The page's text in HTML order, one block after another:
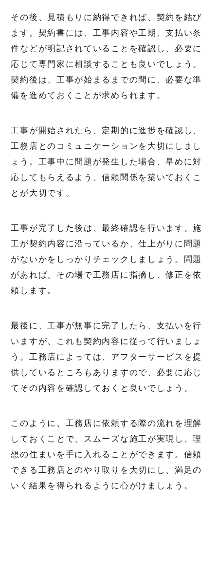
その後、見積もりに納得できれば、契約を結び
ます。契約書には、工事内容や工期、支払い条
件などが明記されていることを確認し、必要に
応じて専門家に相談することも良いでしょう。
契約後は、工事が始まるまでの間に、必要な準
備を進めておくことが求められます。
工事が開始されたら、定期的に進捗を確認し、
工務店とのコミュニケーションを大切にしまし
ょう。工事中に問題が発生した場合、早めに対
応してもらえるよう、信頼関係を築いておくこ
とが大切です。
工事が完了した後は、最終確認を行います。施
工が契約内容に沿っているか、仕上がりに問題
がないかをしっかりチェックしましょう。問題
があれば、その場で工務店に指摘し、修正を依
頼します。
最後に、工事が無事に完了したら、支払いを行
いますが、これも契約内容に従って行いましょ
う。工務店によっては、アフターサービスを提
供しているところもありますので、必要に応じ
てその内容を確認しておくと良いでしょう。
このように、工務店に依頼する際の流れを理解
しておくことで、スムーズな施工が実現し、理
想の住まいを手に入れることができます。信頼
できる工務店とのやり取りを大切にし、満足の
いく結果を得られるように心がけましょう。